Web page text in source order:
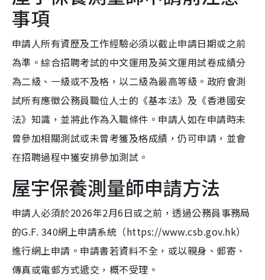
事項
申請人所有資歷及工作經驗必須以截止申請日期或之前
為準。綜合招聘考試的中文運用及英文運用試卷成績分
為二級、一級或不及格，以二級為最高等級。政府會測
試所有應徵公務員職位人士的《基本法》及《香港國安
法》知識，並將此作為入職條件。申請人如在申請時未
曾參加相關測試或未曾考獲及格成績，仍可申請，並會
在招聘過程中獲安排參加測試。
屋宇保養測量師申請方法
申請人必須於2026年2月6日或之前，透過公務員事務局
的G.F. 340網上申請系統（https://www.csb.gov.hk）
進行網上申請。申請書若資料不全，或以親身、郵寄、
傳真或電郵方式遞交，概不受理。